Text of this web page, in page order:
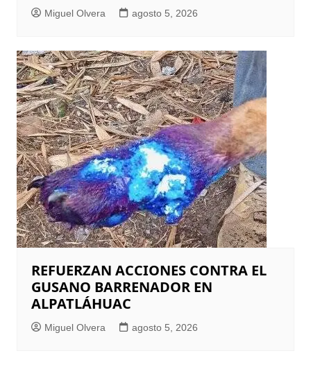
Miguel Olvera agosto 5, 2026
REFUERZAN ACCIONES CONTRA EL
GUSANO BARRENADOR EN
ALPATLÁHUAC
Miguel Olvera agosto 5, 2026